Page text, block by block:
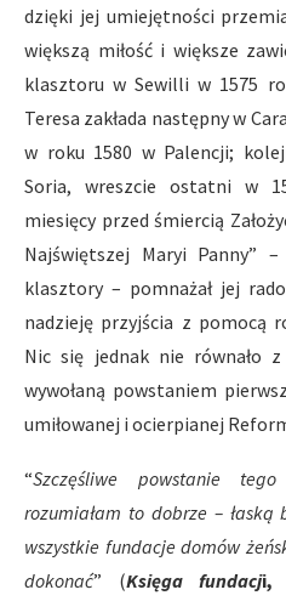
dzięki jej umiejętności
większą miłość i większe
klasztoru w Sewilli w 1575
Teresa zakłada następny w
w roku 1580 w Palencji;
Soria, wreszcie ostatni w
miesięcy przed śmiercią
Najświętszej Maryi Panny”
klasztory – pomnażał jej
nadzieję przyjścia z pomocą
Nic się jednak nie równało
wywołaną powstaniem
umiłowanej i ocierpianej
“Szczęśliwe powstanie
rozumiałam to dobrze –
wszystkie fundacje domów
dokonać” (Księga fundacji,